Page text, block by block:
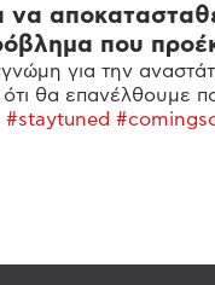
να
που
για την
ότι θα επανέλθουμε
#staytuned